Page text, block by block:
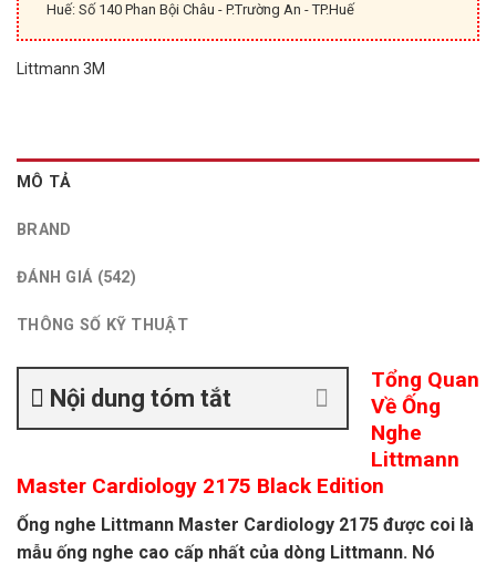
Huế: Số 140 Phan Bội Châu - P.Trường An - TP.Huế
Littmann 3M
MÔ TẢ
BRAND
ĐÁNH GIÁ (542)
THÔNG SỐ KỸ THUẬT
Nội dung tóm tắt
Tổng Quan
Về Ống
Nghe
Littmann
Master Cardiology 2175 Black Edition
Ống nghe Littmann Master Cardiology 2175 được coi là
mẫu ống nghe cao cấp nhất của dòng Littmann. Nó